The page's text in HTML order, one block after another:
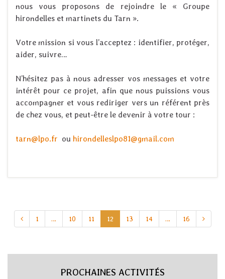
nous vous proposons de rejoindre le « Groupe
hirondelles et martinets du Tarn ».
Votre mission si vous l’acceptez : identifier, protéger,
aider, suivre…
N’hésitez pas à nous adresser vos messages et votre
intérêt pour ce projet, afin que nous puissions vous
accompagner et vous rediriger vers un référent près
de chez vous, et peut-être le devenir à votre tour :
tarn@lpo.fr ou hirondelleslpo81@gmail.com
1 … 10 11 12 13 14 … 16
PROCHAINES ACTIVITÉS